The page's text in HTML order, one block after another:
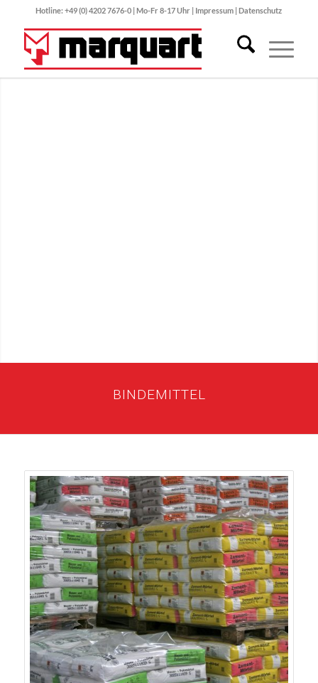
Hotline: +49 (0) 4202 7676-0 | Mo-Fr 8-17 Uhr | Impressum |Datenschutz
BINDEMITTEL